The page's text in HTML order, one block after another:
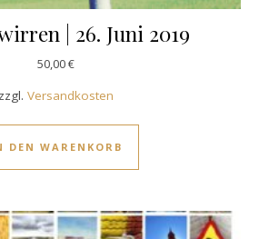
| 26. Juni 2019
50,00€
zzgl. Versandkosten
DEN WARENKORB